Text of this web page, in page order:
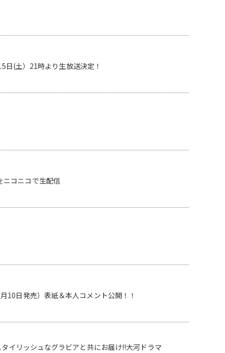
(土）21時より生放送決定！
ニコニコで⽣配信
10日発売）表紙＆本人コメント公開！！
イリッシュなグラビアと共にお届け!!大河ドラマ